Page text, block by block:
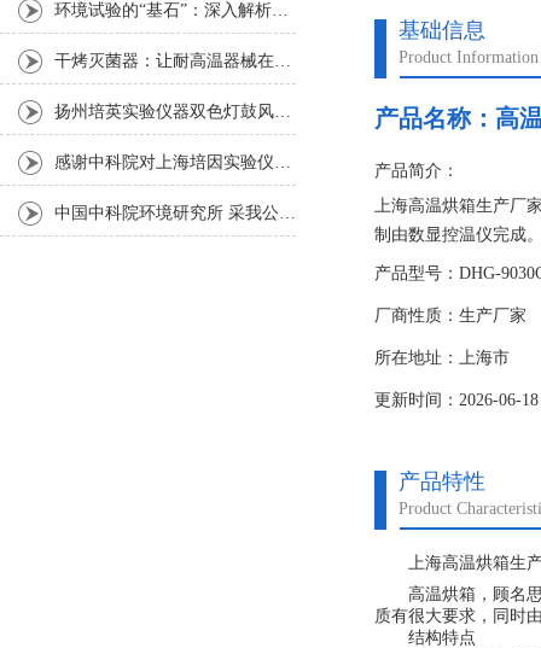
基础信息
Product Information
产品名称： 高
产品简介：
上海高温烘箱生产厂
制由数显控温仪完成
产品型号：DHG-
厂商性质：生产厂家
所在地址：上海市
更新时间：2026-06-18
产品特性
Product
上海高温烘箱生
高温烘箱，顾名思
质有很大要求，同时
结构特点
环境试验的“基石”：深入解析恒温恒湿箱的核心技术与选型策略
干烤灭菌器：让耐高温器械在无水高温中重获无菌新生
扬州培英实验仪器双色灯鼓风干燥箱
感谢中科院对上海培因实验仪器的认可
中国中科院环境研究所 采我公司仪器300L人工气候箱 实验效果获高度评价